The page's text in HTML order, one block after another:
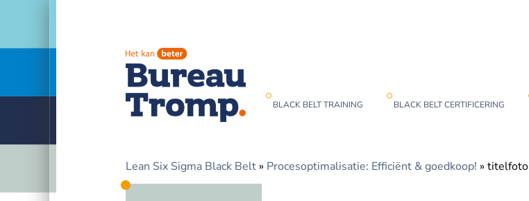
BLACK BELT TRAINING BLACK BELT CERTIFICERING
Lean Six Sigma Black Belt » Procesoptimalisatie: Efficiënt & goedkoop! » titelfoto